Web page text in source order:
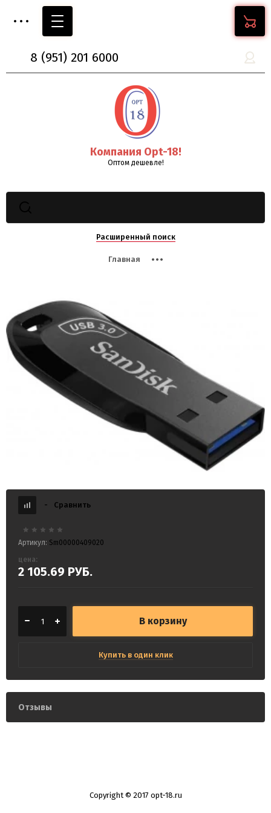
8 (951) 201 6000
Компания Opt-18!
Оптом дешевле!
Расширенный поиск
Главная
- Сравнить
Артикул: Sm00000409020
цена:
2 105.69 РУБ.
В корзину
Купить в один клик
Отзывы
Copyright © 2017 opt-18.ru